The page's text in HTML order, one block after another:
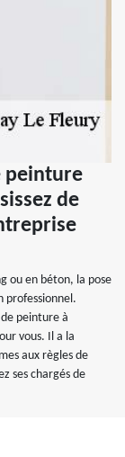
peinture
de
ou en béton, la pose
professionnel.
peinture à
vous. Il a la
aux règles de
ses chargés de